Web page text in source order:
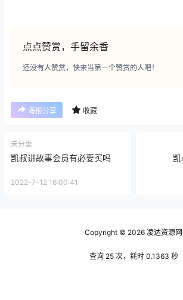
点点赞赏，手留余香
还没有人赞赏，快来当第一个赞赏的人吧！
海报分享 收藏
未分类
凯叔讲故事会员有必要买吗
2022-7-12 16:00:41
Copyright © 2026 凌达资源网
查询 25 次，耗时 0.1363 秒